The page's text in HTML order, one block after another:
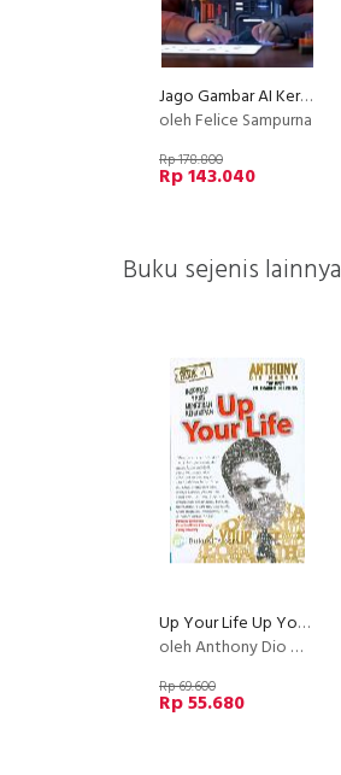
Jago Gambar AI Keren
oleh Felice Sampurna
Rp 178.800
Rp 143.040
Buku sejenis lainnya
Up Your Life Up Your Success : Inspirasi Yang Mengubah Kehidupan #1
oleh Anthony Dio Martin
Rp 69.600
Rp 55.680